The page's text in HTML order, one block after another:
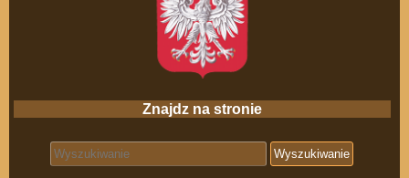
Znajdz na stronie
Search for: